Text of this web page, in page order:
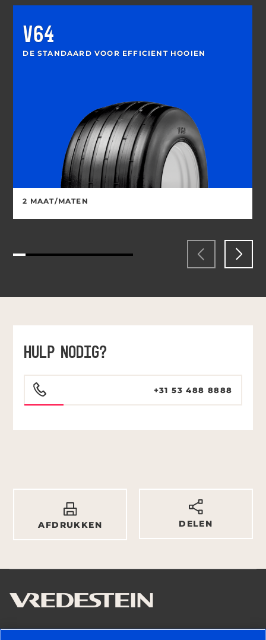
V64
DE STANDAARD VOOR EFFICIËNT HOOIEN
2 MAAT/MATEN
HULP NODIG?
+31 53 488 8888
AFDRUKKEN DELEN